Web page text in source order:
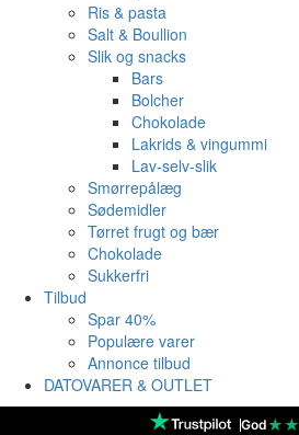
Ris & pasta
Salt & Boullion
Slik og snacks
Bars
Bolcher
Chokolade
Lakrids & vingummi
Lav-selv-slik
Smørrepålæg
Sødemidler
Tørret frugt og bær
Chokolade
Sukkerfri
Tilbud
Spar 40%
Populære varer
Annonce tilbud
DATOVARER & OUTLET
God★★